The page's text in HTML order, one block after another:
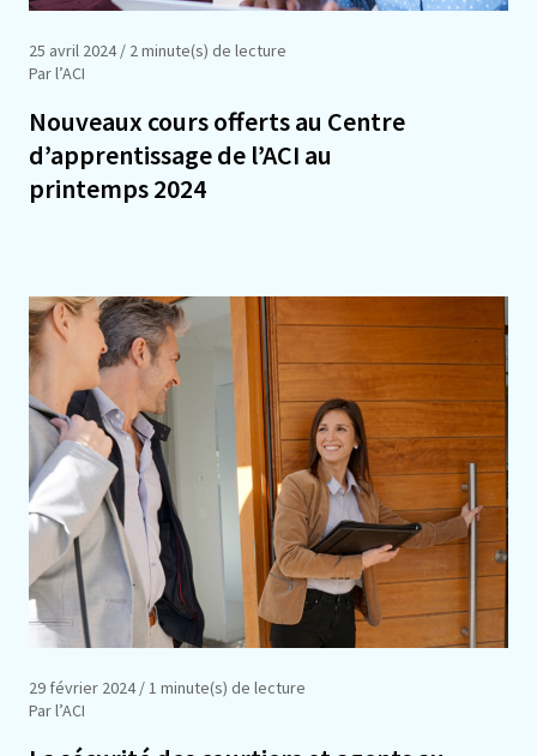
25 avril 2024/ 2 minute(s) de lecture
Par l’ACI
Nouveaux cours offerts au Centre
d’apprentissage de l’ACI au
printemps 2024
29 février 2024/ 1 minute(s) de lecture
Par l’ACI